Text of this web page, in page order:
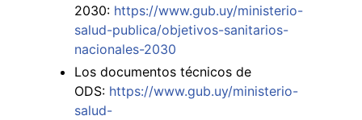
2030: https://www.gub.uy/ministerio-
salud-publica/objetivos-sanitarios-
nacionales-2030
Los documentos técnicos de
ODS: https://www.gub.uy/ministerio-
salud-